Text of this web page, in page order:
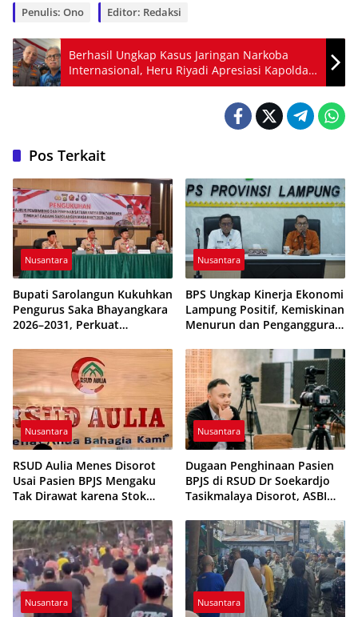
Penulis: Ono Editor: Redaksi
Berhasil Ungkap Kasus Jaringan Narkoba
Internasional, Heru Riyadi Apresiasi Kapolda
Kalsel
Pos Terkait
Nusantara
Bupati Sarolangun Kukuhkan
Pengurus Saka Bhayangkara
2026–2031, Perkuat
Generasi Muda
Nusantara
BPS Ungkap Kinerja Ekonomi
Lampung Positif, Kemiskinan
Menurun dan Pengangguran
Nusantara
RSUD Aulia Menes Disorot
Usai Pasien BPJS Mengaku
Tak Dirawat karena Stok
Nusantara
Dugaan Penghinaan Pasien
BPJS di RSUD Dr Soekardjo
Tasikmalaya Disorot, ASBI
Etika Pelayanan
Nusantara Nusantara